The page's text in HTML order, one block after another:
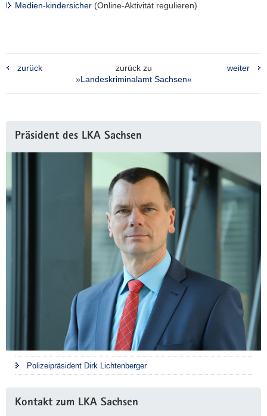
Medien-kindersicher (Online-Aktivität regulieren)
zurück
zurück zu
»Landeskriminalamt Sachsen«
weiter
Information
Präsident des LKA Sachsen
Polizeipräsident Dirk Lichtenberger
Kontakt zum LKA Sachsen